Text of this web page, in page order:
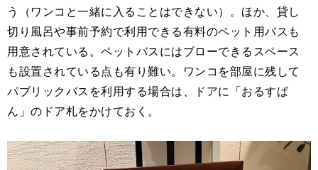
う（ワンコと一緒に入ることはできない）。ほか、貸し
切り風呂や事前予約で利用できる有料のペット用バスも
用意されている。ペットバスにはブローできるスペース
も設置されている点も有り難い。ワンコを部屋に残して
パブリックバスを利用する場合は、ドアに「おるすば
ん」のドア札をかけておく。